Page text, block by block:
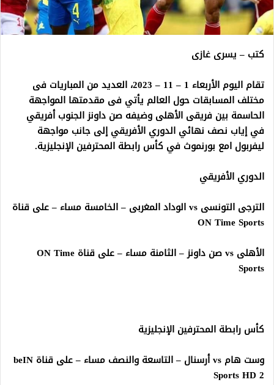
كتب – يسرى غازى
تقام اليوم الأربعاء 1 – 11 – 2023، العديد من المباريات فى
مختلف المسابقات حول العالم يأتي فى مقدمتها المواجهة
الحاسمة بين فريقى الأهلى وضيفه صن داونز الجنوب أفريقي
في إياب نصف نهائي الدوري الأفريقي إلى جانب مواجهة
ليفربول امع بورنموث في كأس رابطة المحترفين الإنجليزية.
الدوري الأفريقي
الترجى التونسى vs الوداد المغربى – الخامسة مساء – على قناة
ON Time Sports
الأهلى vs صن داونز – الثامنة مساء – على قناة ON Time
Sports
كأس رابطة المحترفين الإنجليزية
وست هام vs أرسنال – التاسعة والنصف مساء – على قناة beIN
Sports HD 2